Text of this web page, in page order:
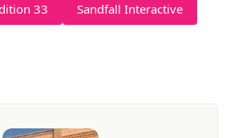
33
Sandfall Interactive